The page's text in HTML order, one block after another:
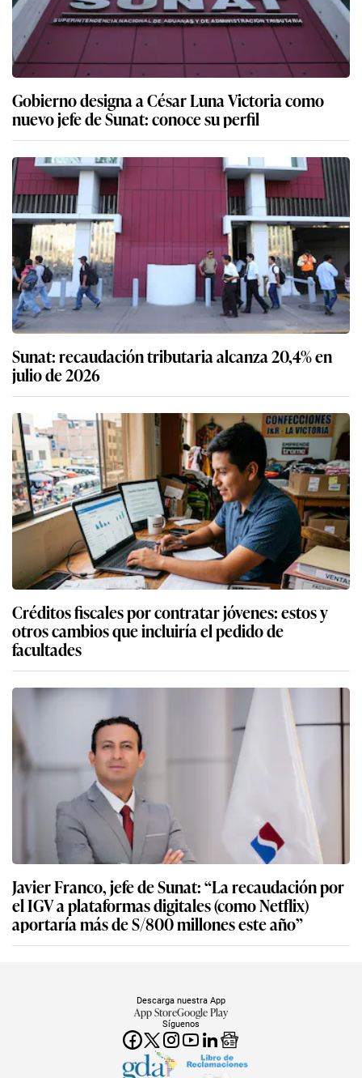
Gobierno designa a César Luna Victoria como
nuevo jefe de Sunat: conoce su perfil
Sunat: recaudación tributaria alcanza 20,4% en
julio de 2026
Créditos fiscales por contratar jóvenes: estos y
otros cambios que incluiría el pedido de
facultades
Javier Franco, jefe de Sunat: “La recaudación por
el IGV a plataformas digitales (como Netflix)
aportaría más de S/800 millones este año”
Síguenos
Descarga nuestra App
App StoreGoogle Play